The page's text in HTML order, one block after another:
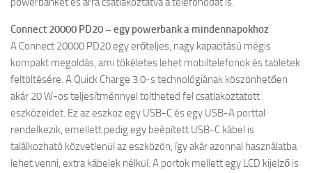
Connect 20000 PD20 – egy powerbank a mindennapokhoz
A Connect 20000 PD20 egy erőteljes, nagy kapacitású mégis
kompakt megoldás, ami tökéletes lehet mobiltelefonok és tabletek
feltöltésére. A Quick Charge 3.0-s technológiának köszönhetően
akár 20 W-os teljesítménnyel töltheted fel csatlakoztatott
eszközeidet. Ez az eszköz egy USB-C és egy USB-A porttal
rendelkezik, emellett pedig egy beépített USB-C kábel is
találkozható közvetlenül az eszközön, így akár azonnal használatba
lehet venni, extra kábelek nélkül. A portok mellett egy LCD kijelző is